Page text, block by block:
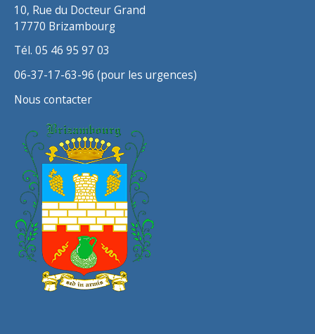
10, Rue du Docteur Grand
17770 Brizambourg
Tél. 05 46 95 97 03
06-37-17-63-96 (pour les urgences)
Nous contacter